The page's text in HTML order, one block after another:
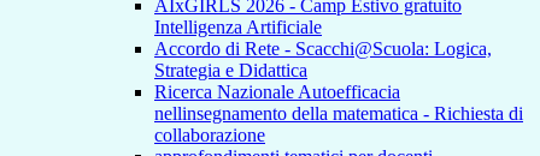
AIxGIRLS 2026 - Camp Estivo gratuito
Intelligenza Artificiale
Accordo di Rete - Scacchi@Scuola: Logica,
Strategia e Didattica
Ricerca Nazionale Autoefficacia
nellinsegnamento della matematica - Richiesta di
collaborazione